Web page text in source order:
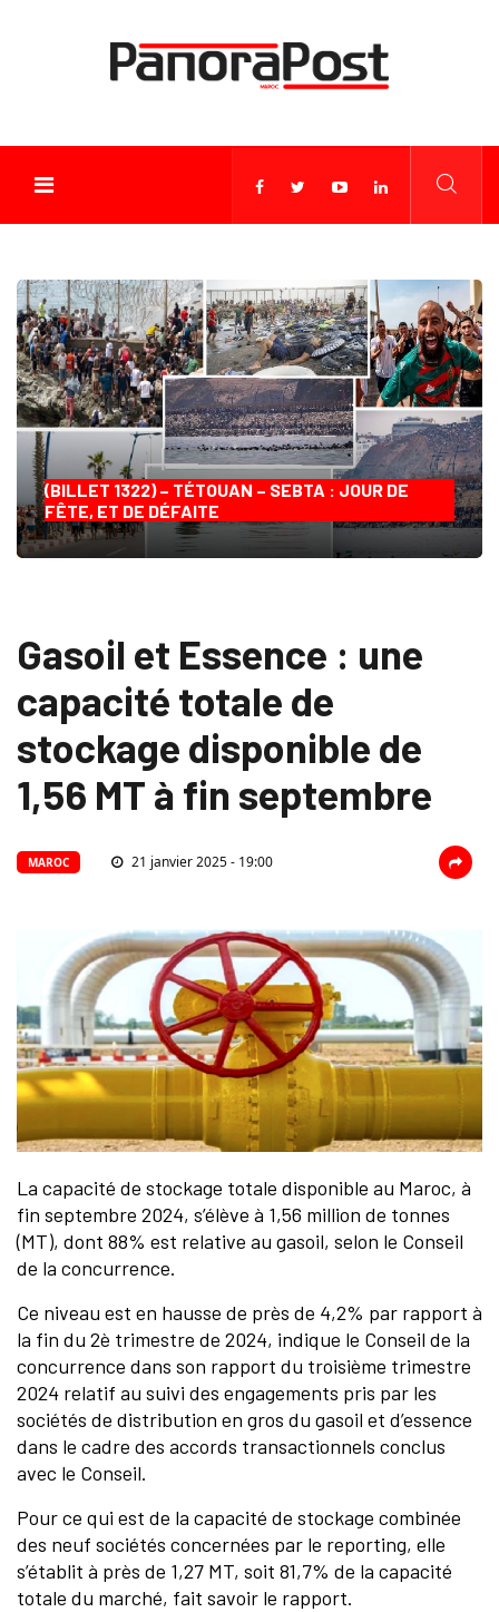
(BILLET 1322) – TÉTOUAN – SEBTA : JOUR DE
FÊTE, ET DE DÉFAITE
Gasoil et Essence : une
capacité totale de
stockage disponible de
1,56 MT à fin septembre
MAROC 21 janvier 2025 - 19:00
La capacité de stockage totale disponible au Maroc, à
fin septembre 2024, s’élève à 1,56 million de tonnes
(MT), dont 88% est relative au gasoil, selon le Conseil
de la concurrence.
Ce niveau est en hausse de près de 4,2% par rapport à
la fin du 2è trimestre de 2024, indique le Conseil de la
concurrence dans son rapport du troisième trimestre
2024 relatif au suivi des engagements pris par les
sociétés de distribution en gros du gasoil et d’essence
dans le cadre des accords transactionnels conclus
avec le Conseil.
Pour ce qui est de la capacité de stockage combinée
des neuf sociétés concernées par le reporting, elle
s’établit à près de 1,27 MT, soit 81,7% de la capacité
totale du marché, fait savoir le rapport.